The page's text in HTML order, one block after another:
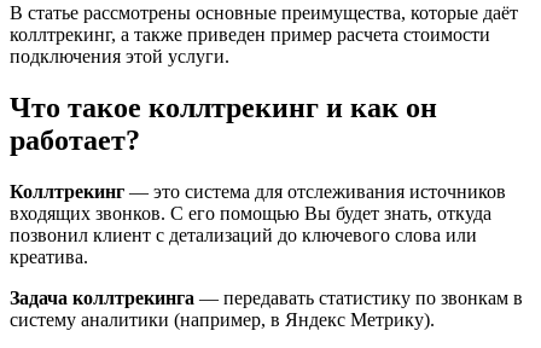
В статье рассмотрены основные преимущества, которые даёт
коллтрекинг, а также приведен пример расчета стоимости
подключения этой услуги.
Что такое коллтрекинг и как он
работает?
Коллтрекинг — это система для отслеживания источников
входящих звонков. С его помощью Вы будет знать, откуда
позвонил клиент с детализаций до ключевого слова или
креатива.
Задача коллтрекинга — передавать статистику по звонкам в
систему аналитики (например, в Яндекс Метрику).